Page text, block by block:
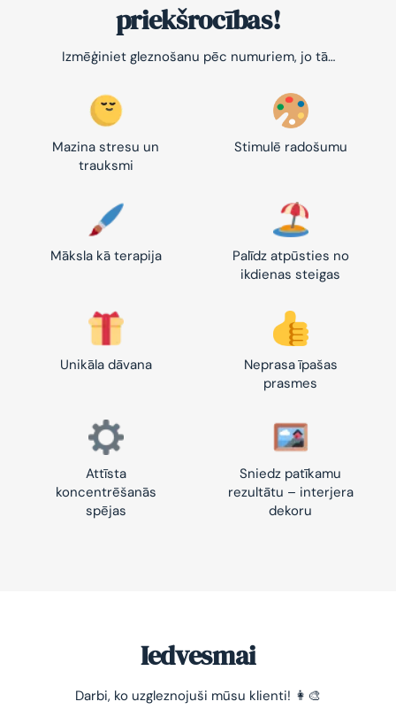
priekšrocības!
Izmēģiniet gleznošanu pēc numuriem, jo tā…
Mazina stresu un
trauksmi
Stimulē radošumu
Māksla kā terapija
Palīdz atpūsties no
ikdienas steigas
Unikāla dāvana
Neprasa īpašas
prasmes
Attīsta
koncentrēšanās
spējas
Sniedz patīkamu
rezultātu – interjera
dekoru
Iedvesmai
Darbi, ko uzgleznojuši mūsu klienti! 👩‍🎨